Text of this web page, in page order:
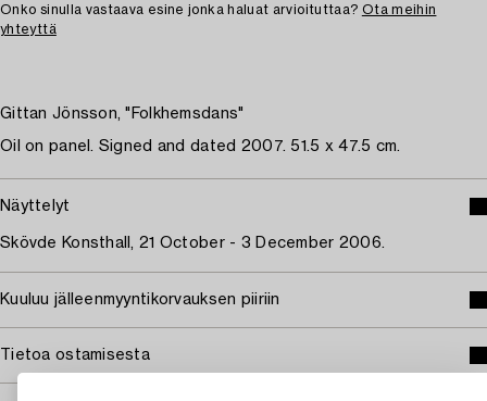
Onko sinulla vastaava esine jonka haluat arvioituttaa? Ota meihin
yhteyttä
Gittan Jönsson, "Folkhemsdans"
Oil on panel. Signed and dated 2007. 51.5 x 47.5 cm.
Näyttelyt
Skövde Konsthall, 21 October - 3 December 2006.
Kuuluu jälleenmyyntikorvauksen piiriin
Tietoa ostamisesta